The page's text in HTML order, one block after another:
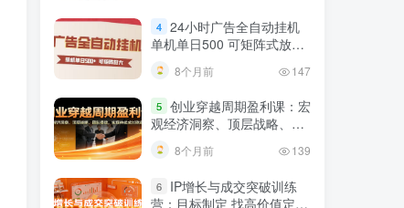
4 24小时广告全自动挂机
单机单日500 可矩阵式放大
无需人工看守 新手小白轻松
玩转8个月前 147
5 创业穿越周期盈利课：宏
观经济洞察、顶层战略、团
队搭建，实现持续成长稳定
变现8个月前 139
6
IP增长与成交突破训练
营：目标制定 找高价值定